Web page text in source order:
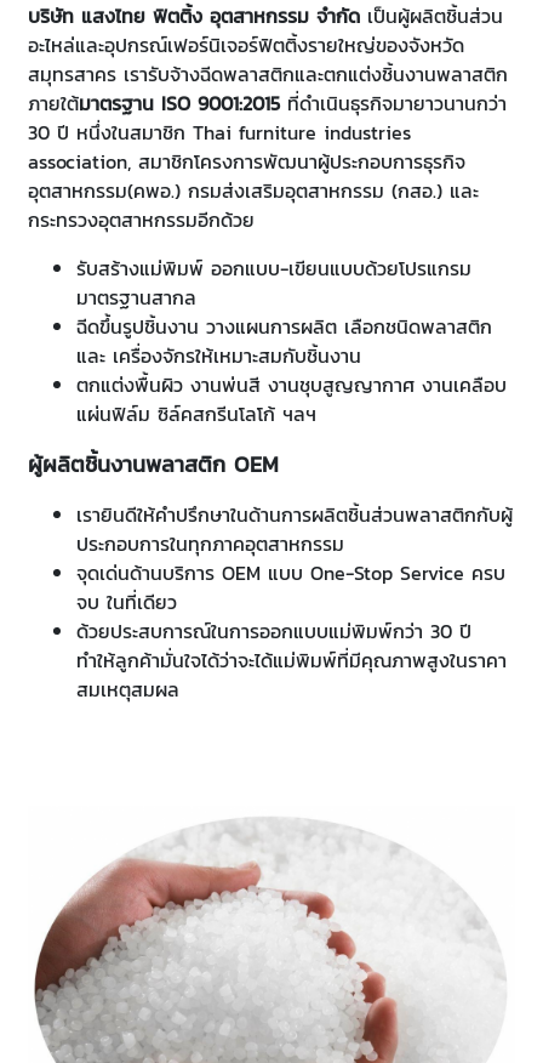
บริษัท แสงไทย ฟิตติ้ง อุตสาหกรรม จำกัด เป็นผู้ผลิตชิ้นส่วน
อะไหล่และอุปกรณ์เฟอร์นิเจอร์ฟิตติ้งรายใหญ่ของจังหวัด
สมุทรสาคร เรารับจ้างฉีดพลาสติกและตกแต่งชิ้นงานพลาสติก
ภายใต้มาตรฐาน ISO 9001:2015ที่ดำเนินธุรกิจมายาวนานกว่า
30 ปี หนึ่งในสมาชิก Thai furniture industries
association, สมาชิกโครงการพัฒนาผู้ประกอบการธุรกิจ
อุตสาหกรรม(คพอ.) กรมส่งเสริมอุตสาหกรรม (กสอ.) และ
กระทรวงอุตสาหกรรมอีกด้วย
รับสร้างแม่พิมพ์ ออกแบบ-เขียนแบบด้วยโปรแกรม
มาตรฐานสากล
ฉีดขึ้นรูปชิ้นงาน วางแผนการผลิต เลือกชนิดพลาสติก
และ เครื่องจักรให้เหมาะสมกับชิ้นงาน
ตกแต่งพื้นผิว งานพ่นสี งานชุบสูญญากาศ งานเคลือบ
แผ่นฟิล์ม ซิล์คสกรีนโลโก้ ฯลฯ
ผู้ผลิตชิ้นงานพลาสติก OEM
เรายินดีให้คำปรึกษาในด้านการผลิตชิ้นส่วนพลาสติกกับผู้
ประกอบการในทุกภาคอุตสาหกรรม
จุดเด่นด้านบริการ OEM แบบ One-Stop Service ครบ
จบ ในที่เดียว
ด้วยประสบการณ์ในการออกแบบแม่พิมพ์กว่า 30 ปี
ทำให้ลูกค้ามั่นใจได้ว่าจะได้แม่พิมพ์ที่มีคุณภาพสูงในราคา
สมเหตุสมผล